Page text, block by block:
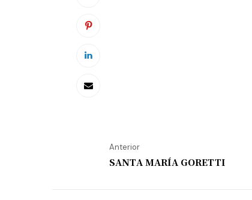
Anterior
SANTA MARÍA GORETTI